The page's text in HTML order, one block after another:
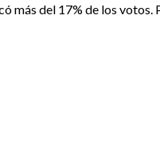
más del 17% de los